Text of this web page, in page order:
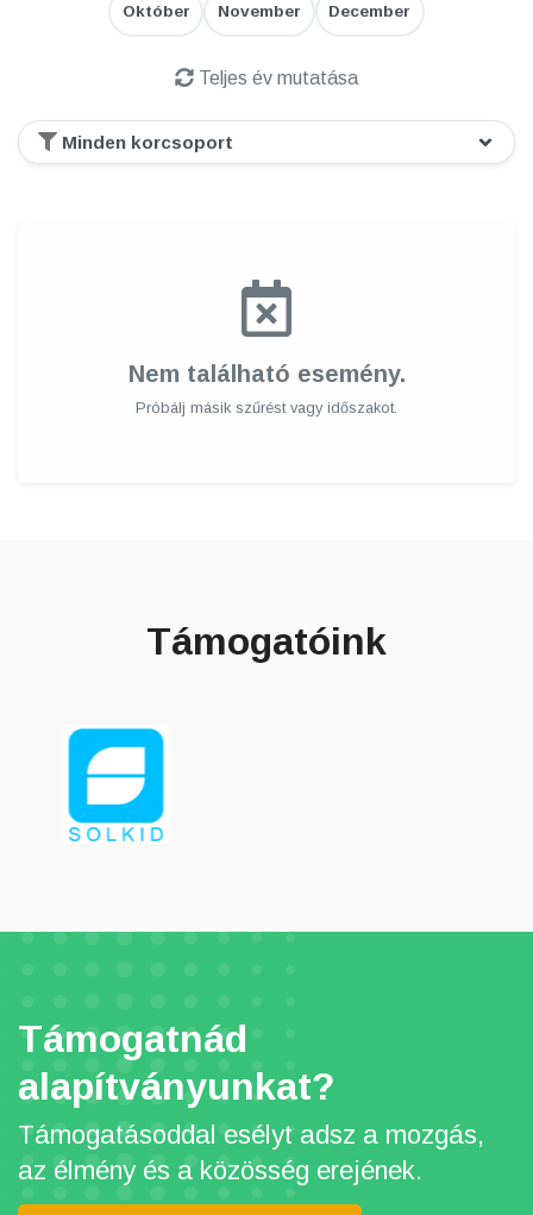
Október November December
Teljes év mutatása
Nem található esemény.
Próbálj másik szűrést vagy időszakot.
Támogatóink
Támogatnád
alapítványunkat?
Támogatásoddal esélyt adsz a mozgás,
az élmény és a közösség erejének.